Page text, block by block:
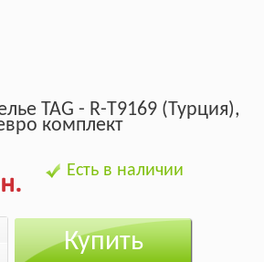
TAG - R-T9169 (Турция),
комплект
Есть в наличии
Купить